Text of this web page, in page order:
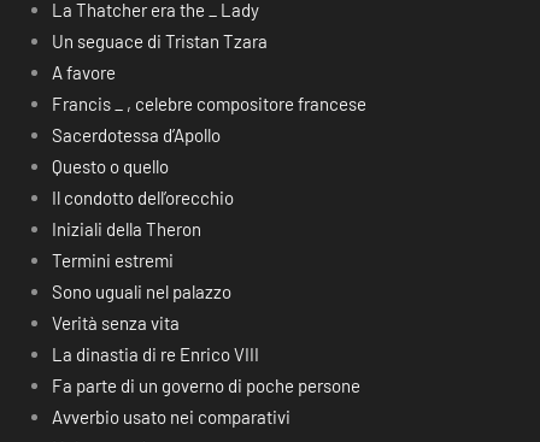
La Thatcher era the _ Lady
Un seguace di Tristan Tzara
A favore
Francis _ , celebre compositore francese
Sacerdotessa d’Apollo
Questo o quello
Il condotto dell’orecchio
Iniziali della Theron
Termini estremi
Sono uguali nel palazzo
Verità senza vita
La dinastia di re Enrico VIII
Fa parte di un governo di poche persone
Avverbio usato nei comparativi